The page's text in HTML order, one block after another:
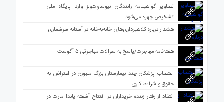
تصاویر گواهینامه رانندگان نیوساوت‌ولز وارد پایگاه ملی
تشخیص چهره می‌شود
هشدار درباره کلاهبرداری‌های خانه‌به‌خانه در آستانه سرشماری
هفته‌نامه مهاجرت/پاسخ به سوالات مهاجرتی ۵ آگوست
اعتصاب پزشکان چند بیمارستان بزرگ ملبورن در اعتراض به
حقوق و شرایط کاری
انتقاد از رفتار زننده خریداران در افتتاح آشفته پاندا مارت در